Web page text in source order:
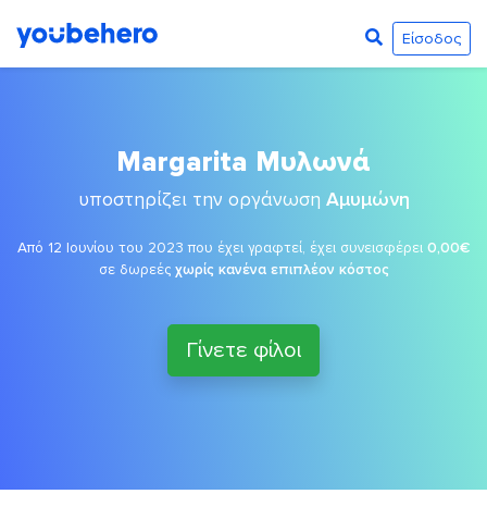
Είσοδος
Margarita Μυλωνά
υποστηρίζει την οργάνωση Αμυμώνη
Από 12 Ιουνίου του 2023 που έχει γραφτεί, έχει συνεισφέρει 0,00€
σε δωρεές χωρίς κανένα επιπλέον κόστος
Γίνετε φίλοι